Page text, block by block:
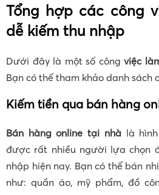
Tổng hợp các công
dễ kiếm thu nhập
Dưới đây là một số công việc
Bạn có thể tham khảo danh sách
Kiếm tiền qua bán hàng
Bán hàng online tại nhàlà hình
được rất nhiều người lựa chọn
nhập hiện nay. Bạn có thể bán
như: quần áo, mỹ phẩm, đồ